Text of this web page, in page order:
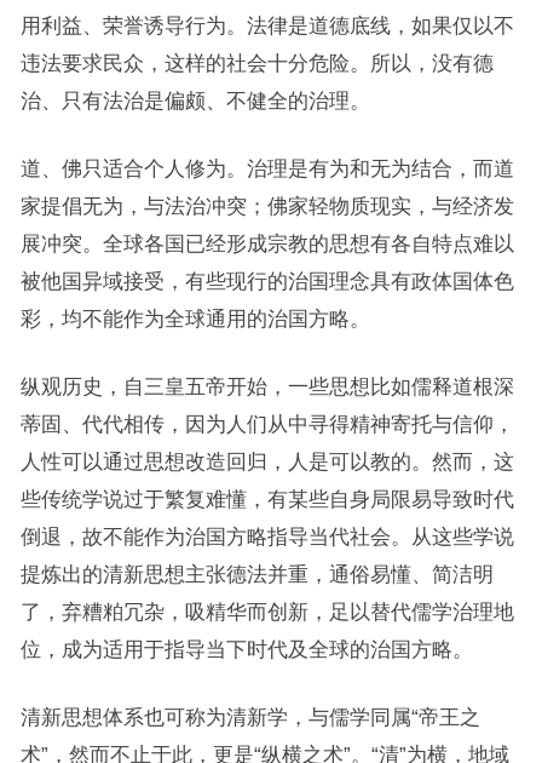
用利益、荣誉诱导行为。法律是道德底线，如果仅以不
违法要求民众，这样的社会十分危险。所以，没有德
治、只有法治是偏颇、不健全的治理。
道、佛只适合个人修为。治理是有为和无为结合，而道
家提倡无为，与法治冲突；佛家轻物质现实，与经济发
展冲突。全球各国已经形成宗教的思想有各自特点难以
被他国异域接受，有些现行的治国理念具有政体国体色
彩，均不能作为全球通用的治国方略。
纵观历史，自三皇五帝开始，一些思想比如儒释道根深
蒂固、代代相传，因为人们从中寻得精神寄托与信仰，
人性可以通过思想改造回归，人是可以教的。然而，这
些传统学说过于繁复难懂，有某些自身局限易导致时代
倒退，故不能作为治国方略指导当代社会。从这些学说
提炼出的清新思想主张德法并重，通俗易懂、简洁明
了，弃糟粕冗杂，吸精华而创新，足以替代儒学治理地
位，成为适用于指导当下时代及全球的治国方略。
清新思想体系也可称为清新学，与儒学同属“帝王之
术”，然而不止于此，更是“纵横之术”。“清”为横，地域